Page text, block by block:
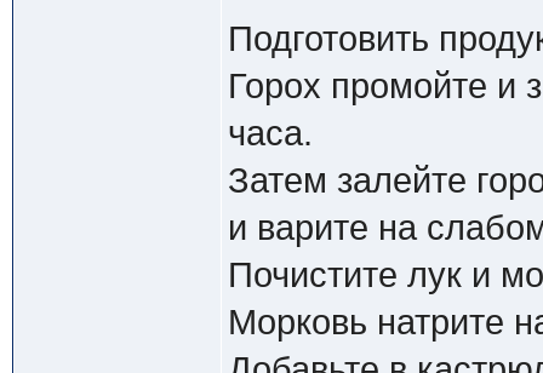
Подготовить
Горох промойте и
часа.
Затем залейте
и варите на
Почистите лук и
Морковь натрите